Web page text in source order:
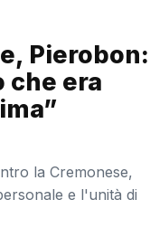
Pierobon:
che era
la Cremonese,
e l'unità di